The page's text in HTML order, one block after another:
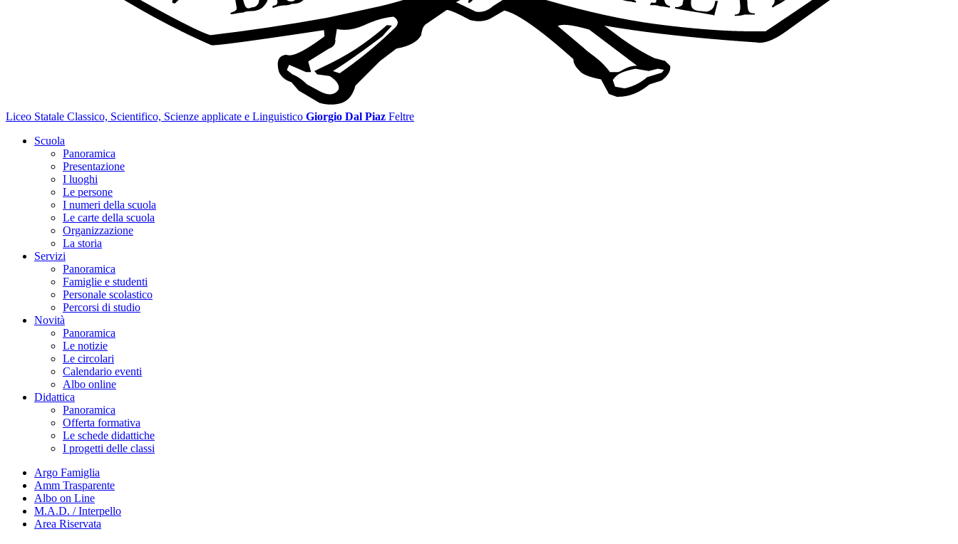
Liceo Statale Classico, Scientifico, Scienze applicate e Linguistico Giorgio Dal Piaz Feltre
Scuola
Panoramica
Presentazione
I luoghi
Le persone
I numeri della scuola
Le carte della scuola
Organizzazione
La storia
Servizi
Panoramica
Famiglie e studenti
Personale scolastico
Percorsi di studio
Novità
Panoramica
Le notizie
Le circolari
Calendario eventi
Albo online
Didattica
Panoramica
Offerta formativa
Le schede didattiche
I progetti delle classi
Argo Famiglia
Amm Trasparente
Albo on Line
M.A.D. / Interpello
Area Riservata